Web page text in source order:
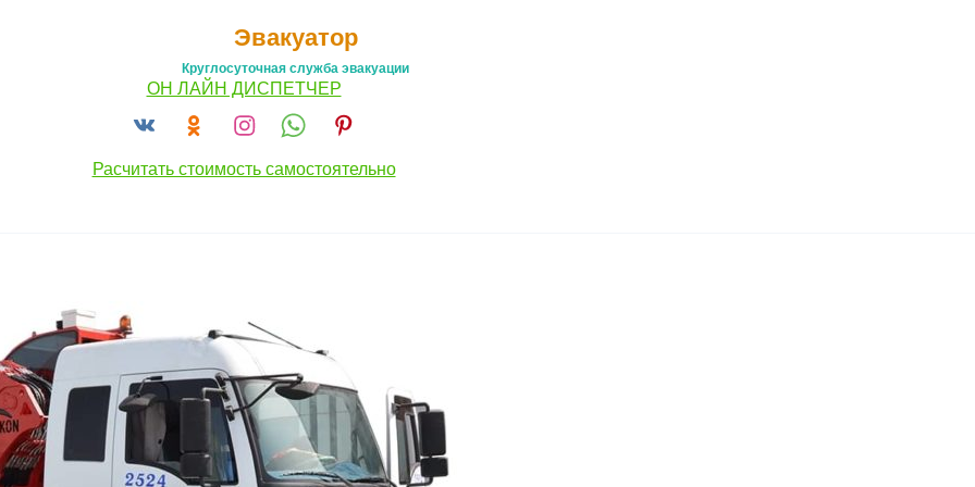
Эвакуатор
Круглосуточная служба эвакуации
ОН ЛАЙН ДИСПЕТЧЕР
Расчитать стоимость самостоятельно